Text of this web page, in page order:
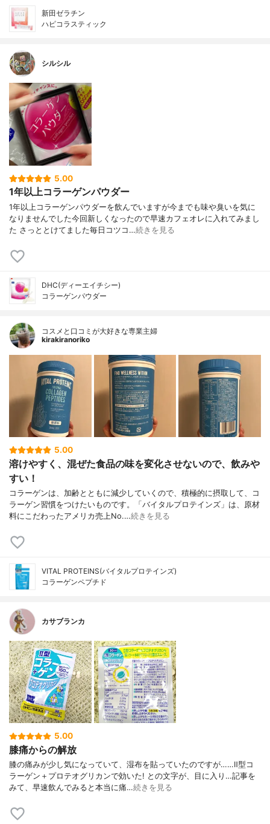
新田ゼラチン
ハピコラスティック
シルシル
5.00
1年以上コラーゲンパウダー
1年以上コラーゲンパウダーを飲んでいますが今までも味や臭いを気に
なりませんでした今回新しくなったので早速カフェオレに入れてみまし
た さっととけてました毎日コツコ…続きを見る
DHC(ディーエイチシー)
コラーゲンパウダー
コスメと口コミが大好きな専業主婦
kirakiranoriko
5.00
溶けやすく、混ぜた食品の味を変化させないので、飲みや
すい！
コラーゲンは、加齢とともに減少していくので、積極的に摂取して、コ
ラーゲン習慣をつけたいものです。「バイタルプロテインズ」は、原材
料にこだわったアメリカ売上No.…続きを見る
VITAL PROTEINS(バイタルプロテインズ)
コラーゲンペプチド
カサブランカ
5.00
膝痛からの解放
膝の痛みが少し気になっていて、湿布を貼っていたのですが……Ⅱ型コ
ラーゲン＋プロテオグリカンで効いた! との文字が、目に入り…記事を
みて、早速飲んでみると本当に痛…続きを見る